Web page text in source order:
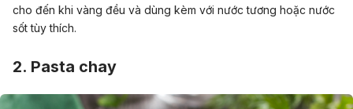
cho đến khi vàng đều và dùng kèm với nước tương hoặc nước
sốt tùy thích.
2. Pasta chay